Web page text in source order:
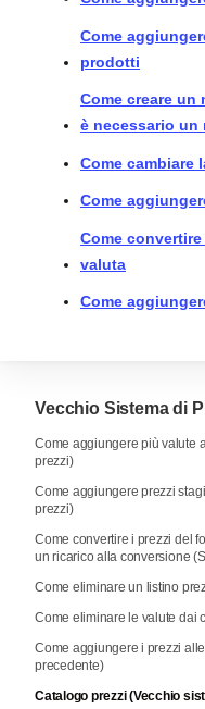
Come
prodotti
Come creare un
è necessario un
Come cambiare
Come
Come
valuta
Come
Vecchio Sistema di
Come aggiungere più valute
prezzi)
Come aggiungere prezzi
prezzi)
Come convertire i prezzi del
un ricarico alla conversione
Come eliminare un listino
Come eliminare le valute dai
Come aggiungere i prezzi
precedente)
Catalogo prezzi (Vecchio